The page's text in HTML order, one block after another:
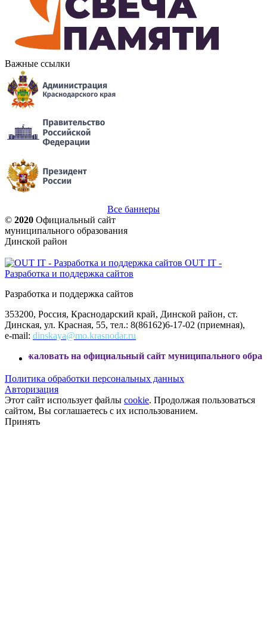
Важные ссылки
Все баннеры
© 2020 Официальный сайт
муниципального образования
Динской район
OUT IT -
Разработка и поддержка сайтов
Разработка и поддержка сайтов
353200, Россия, Краснодарский край, Динской район, ст.
Динская, ул. Красная, 55, тел.: 8(86162)6-17-02 (приемная),
e-mail: dinskaya@mo.krasnodar.ru
на официальный сайт муниципального образования
Политика обработки персональных данных
Авторизация
Этот сайт использует файлы cookie. Продолжая пользоваться
сайтом, Вы соглашаетесь с их использованием.
Принять